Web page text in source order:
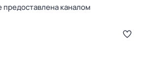
каналом